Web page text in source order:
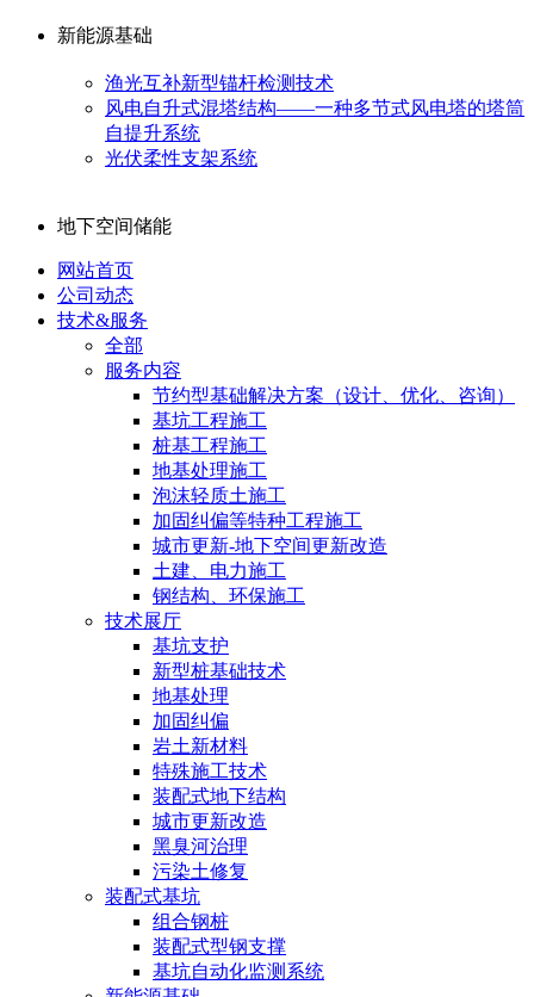
新能源基础
渔光互补新型锚杆检测技术
风电自升式混塔结构——一种多节式风电塔的塔筒
自提升系统
光伏柔性支架系统
地下空间储能
网站首页
公司动态
技术&服务
全部
服务内容
节约型基础解决方案（设计、优化、咨询）
基坑工程施工
桩基工程施工
地基处理施工
泡沫轻质土施工
加固纠偏等特种工程施工
城市更新-地下空间更新改造
土建、电力施工
钢结构、环保施工
技术展厅
基坑支护
新型桩基础技术
地基处理
加固纠偏
岩土新材料
特殊施工技术
装配式地下结构
城市更新改造
黑臭河治理
污染土修复
装配式基坑
组合钢桩
装配式型钢支撑
基坑自动化监测系统